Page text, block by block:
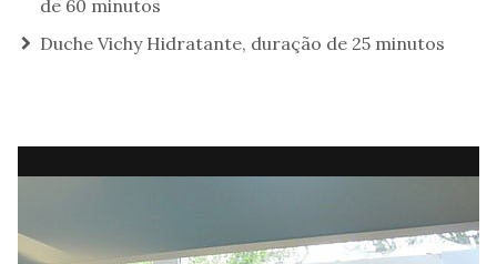
de 60 minutos
Duche Vichy Hidratante, duração de 25 minutos